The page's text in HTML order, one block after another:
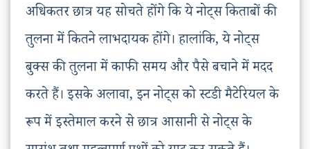
अधिकतर छात्र यह सोचते होंगे कि ये नोट्स किताबों की
तुलना में कितने लाभदायक होंगे। हालांकि, ये नोट्स
बुक्स की तुलना में काफी समय और पैसे बचाने में मदद
करते हैं। इसके अलावा, इन नोट्स को स्टडी मैटेरियल के
रूप में इस्तेमाल करने से छात्र आसानी से नोट्स के